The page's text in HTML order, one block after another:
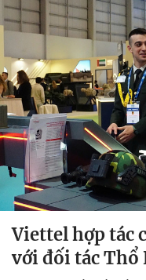
Viettel hợp tác
với đối tác Thổ